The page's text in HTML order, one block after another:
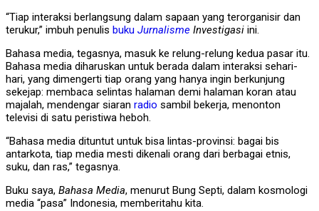
“Tiap interaksi berlangsung dalam sapaan yang terorganisir dan
terukur,” imbuh penulis buku Jurnalisme Investigasi ini.
Bahasa media, tegasnya, masuk ke relung-relung kedua pasar itu.
Bahasa media diharuskan untuk berada dalam interaksi sehari-
hari, yang dimengerti tiap orang yang hanya ingin berkunjung
sekejap: membaca selintas halaman demi halaman koran atau
majalah, mendengar siaran radio sambil bekerja, menonton
televisi di satu peristiwa heboh.
“Bahasa media dituntut untuk bisa lintas-provinsi: bagai bis
antarkota, tiap media mesti dikenali orang dari berbagai etnis,
suku, dan ras,” tegasnya.
Buku saya, Bahasa Media, menurut Bung Septi, dalam kosmologi
media “pasa” Indonesia, memberitahu kita.